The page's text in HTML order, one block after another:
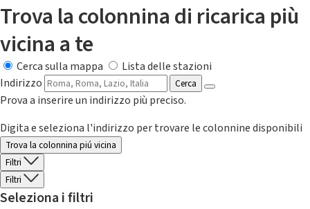
Trova la colonnina di ricarica più
vicina a te
Cerca sulla mappa
Lista delle stazioni
Indirizzo
Cerca
Prova a inserire un indirizzo più preciso.
Digita e seleziona l'indirizzo per trovare le colonnine disponibili
Trova la colonnina piú vicina
Filtri
Filtri
Seleziona i filtri